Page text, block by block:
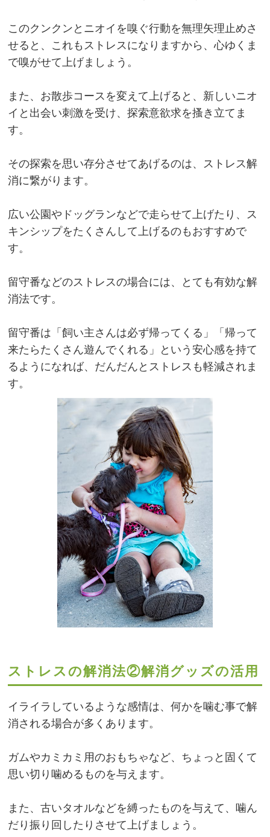
このクンクンとニオイを嗅ぐ行動を無理矢理止めさ
せると、これもストレスになりますから、心ゆくま
で嗅がせて上げましょう。
また、お散歩コースを変えて上げると、新しいニオ
イと出会い刺激を受け、探索意欲求を搔き立てま
す。
その探索を思い存分させてあげるのは、ストレス解
消に繋がります。
広い公園やドッグランなどで走らせて上げたり、ス
キンシップをたくさんして上げるのもおすすめで
す。
留守番などのストレスの場合には、とても有効な解
消法です。
留守番は「飼い主さんは必ず帰ってくる」「帰って
来たらたくさん遊んでくれる」という安心感を持て
るようになれば、だんだんとストレスも軽減されま
す。
ストレスの解消法②解消グッズの活用
イライラしているような感情は、何かを噛む事で解
消される場合が多くあります。
ガムやカミカミ用のおもちゃなど、ちょっと固くて
思い切り噛めるものを与えます。
また、古いタオルなどを縛ったものを与えて、噛ん
だり振り回したりさせて上げましょう。